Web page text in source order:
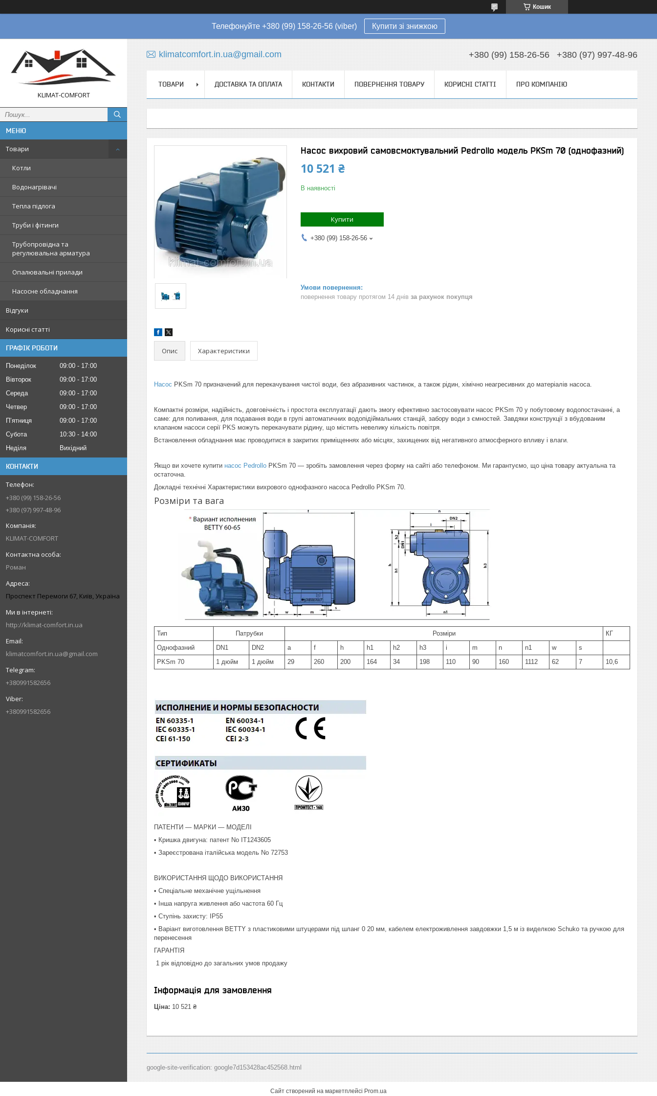
Кошик
Телефонуйте +380 (99) 158-26-56 (viber) Купити зі знижкою
KLIMAT-COMFORT
Товари
Котли
Водонагрівачі
Тепла підлога
Труби і фітинги
Трубопровідна та
регулювальна арматура
Опалювальні прилади
Насосне обладнання
Відгуки
Корисні статті
ГРАФІК РОБОТИ
Понеділок 09:00
17:00
Вівторок
09:00
17:00
Середа
09:00
17:00
Четвер
09:00
17:00
Пʼятниця
09:00
17:00
Субота
10:30
14:00
Неділя
Вихідний
КОНТАКТИ
+380 (99) 158-26-56
+380 (97) 997-48-96
KLIMAT-COMFORT
Роман
Проспект Перемоги 67, Київ, Україна
http://klimat-comfort.in.ua
klimatcomfort.in.ua@gmail.com
+380991582656
+380991582656
klimatcomfort.in.ua@gmail.com +380 (99) 158-26-56 +380 (97) 997-48-96
ТОВАРИ ДОСТАВКА ТА ОПЛАТА КОНТАКТИ ПОВЕРНЕННЯ ТОВАРУ КОРИСНІ СТАТТІ ПРО КОМПАНІЮ
Насос вихровий самовсмоктувальний Pedrollo модель PKSm 70 (однофазний)
10 521 ₴
В наявності
Купити
+380 (99) 158-26-56
повернення товару протягом 14 днів за рахунок покупця
Опис Характеристики
Насос PKSm 70 призначений для перекачування чистої води, без абразивних частинок, а також рідин, хімічно неагресивних до матеріалів насоса.
Компактні розміри, надійність, довговічність і простота експлуатації дають змогу ефективно застосовувати насос PKSm 70 у побутовому водопостачанні, а
саме: для поливання, для подавання води в групі автоматичних водопідіймальних станцій, забору води з ємностей. Завдяки конструкції з вбудованим
клапаном насоси серії PKS можуть перекачувати рідину, що містить невелику кількість повітря.
Встановлення обладнання має проводитися в закритих приміщеннях або місцях, захищених від негативного атмосферного впливу і влаги.
Якщо ви хочете купити насос Pedrollo PKSm 70 ― зробіть замовлення через форму на сайті або телефоном. Ми гарантуємо, що ціна товару актуальна та
остаточна.
Докладні технічні Характеристики вихрового однофазного насоса Pedrollo PKSm 70.
Розміри та вага
Тип Патрубки Розміри
КГ
Однофазний
DN1 DN2 a f h h1 h2 h3 i m n n1 w
s
PKSm 70
1 дюйм 1 дюйм 29 260 200 164 34 198 110 90 160 1112 62 7 10,6
ПАТЕНТИ ― МАРКИ — МОДЕЛІ
• Кришка двигуна: патент No IT1243605
• Зареєстрована італійська модель No 72753
ВИКОРИСТАННЯ ЩОДО ВИКОРИСТАННЯ
• Спеціальне механічне ущільнення
• Інша напруга живлення або частота 60 Гц
• Ступінь захисту: IP55
• Варіант виготовлення BETTY з пластиковими штуцерами під шланг 0 20 мм, кабелем електроживлення завдовжки 1,5 м із виделкою Schuko та ручкою для
перенесення
ГАРАНТІЯ
1 рік відповідно до загальних умов продажу
Інформація для замовлення
Ціна: 10 521 ₴
google-site-verification: google7d153428ac452568.html
Сайт створений на маркетплейсі Prom.ua